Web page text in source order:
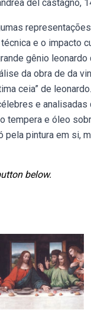
del castagno,
e o impacto
gênio
da obra de da
ceia” de
e analisadas
tempera e óleo
pela pintura em si,
below.